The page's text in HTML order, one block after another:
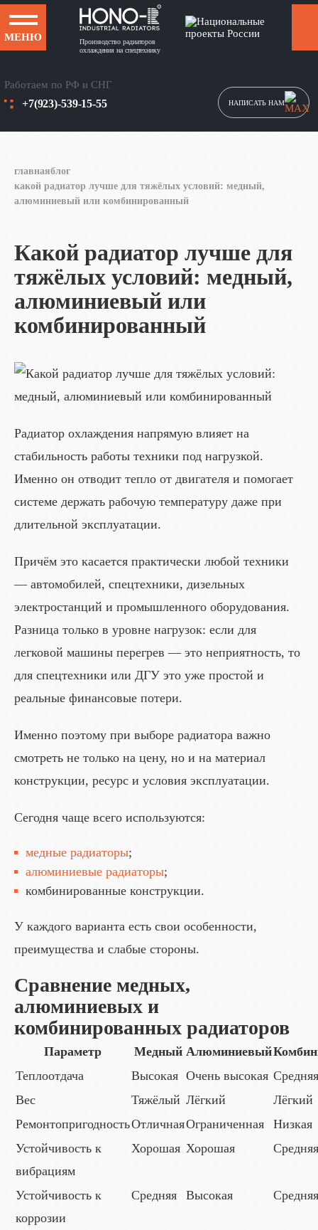
МЕНЮ
Производство радиаторов
охлаждения на спецтехнику
НАПИСАТЬ НАМ
Работаем по РФ и СНГ
+7(923)-539-15-55
главнаяблог
какой радиатор лучше для тяжёлых условий: медный,
алюминиевый или комбинированный
Какой радиатор лучше для
тяжёлых условий: медный,
алюминиевый или
комбинированный
Радиатор охлаждения напрямую влияет на
стабильность работы техники под нагрузкой.
Именно он отводит тепло от двигателя и помогает
системе держать рабочую температуру даже при
длительной эксплуатации.
Причём это касается практически любой техники
— автомобилей, спецтехники, дизельных
электростанций и промышленного оборудования.
Разница только в уровне нагрузок: если для
легковой машины перегрев — это неприятность, то
для спецтехники или ДГУ это уже простой и
реальные финансовые потери.
Именно поэтому при выборе радиатора важно
смотреть не только на цену, но и на материал
конструкции, ресурс и условия эксплуатации.
Сегодня чаще всего используются:
медные радиаторы;
алюминиевые радиаторы;
комбинированные конструкции.
У каждого варианта есть свои особенности,
преимущества и слабые стороны.
Сравнение медных,
алюминиевых и
комбинированных радиаторов
Параметр Медный Алюминиевый
Теплоотдача
Высокая Очень высокая Средняя
Вес
Тяжёлый Лёгкий
Лёгкий
РемонтопригодностьОтличнаяОграниченная
Низкая
Устойчивость к
вибрациям
Хорошая Хорошая Средняя
Устойчивость к
коррозии
Средняя Высокая Средняя